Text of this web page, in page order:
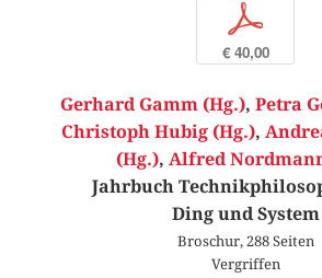
p
€ 40,00
Gerhard Gamm (Hg.), Petra
Christoph Hubig (Hg.),
(Hg.), Alfred
Jahrbuch
Ding und System
Broschur, 288 Seiten
Vergriffen